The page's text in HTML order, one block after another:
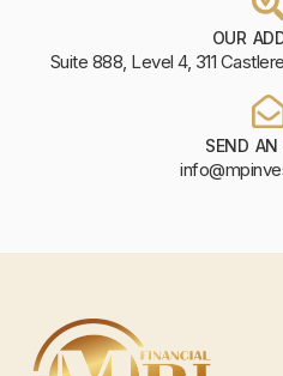
OUR
Suite 888, Level 4, 311
SEND AN